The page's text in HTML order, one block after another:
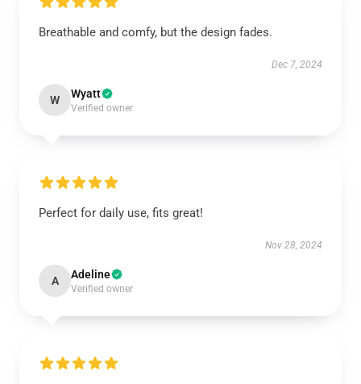
Breathable and comfy, but the design fades.
Dec 7, 2024
W Wyatt
Verified owner
Perfect for daily use, fits great!
Nov 28, 2024
A Adeline
Verified owner